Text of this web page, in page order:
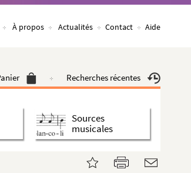
À propos Actualités Contact Aide
Recherches récentes
Sources
musicales